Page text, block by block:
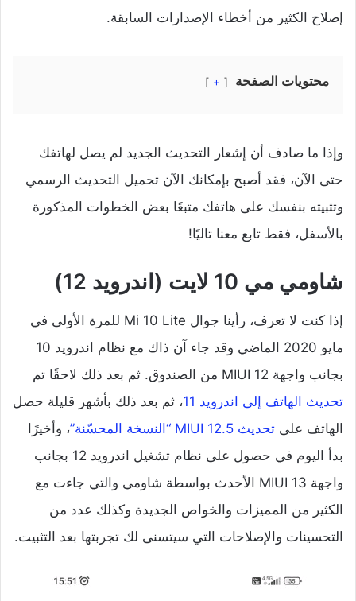
إصلاح الكثير من أخطاء الإصدارات السابقة.
محتويات الصفحة +
وإذا ما صادف أن إشعار التحديث الجديد لم يصل لهاتفك
حتى الآن، فقد أصبح بإمكانك الآن تحميل التحديث الرسمي
وتثبيته بنفسك على هاتفك متبعًا بعض الخطوات المذكورة
بالأسفل، فقط تابع معنا تاليًا!
شاومي مي 10 لايت (اندرويد 12)
إذا كنت لا تعرف، رأينا جوال Mi 10 Lite للمرة الأولى في
مايو 2020 الماضي وقد جاء آن ذاك مع نظام اندرويد 10
بجانب واجهة MIUI 12 من الصندوق. ثم بعد ذلك لاحقًا تم
تحديث الهاتف إلى اندرويد 11
، ثم بعد ذلك بأشهر قليلة حصل
الهاتف على تحديث MIUI 12.5 “النسخة المحسّنة”
، وأخيرًا
بدأ اليوم في حصول على نظام تشغيل اندرويد 12 بجانب
واجهة MIUI 13 الأحدث بواسطة شاومي والتي جاءت مع
الكثير من المميزات والخواص الجديدة وكذلك عدد من
التحسينات والإصلاحات التي سيتسنى لك تجربتها بعد التثبيت.